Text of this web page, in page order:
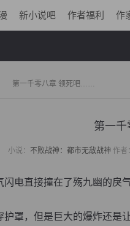
新小说吧 作者福利 作
第一千零八章 领死吧……
第一
小说： 不败战神：都市无敌战神 作者
电直接撞在了殇九幽的戾
罩，但是巨大的爆炸还是